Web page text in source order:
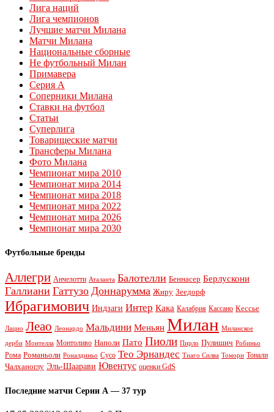
Лига наций
Лига чемпионов
Лучшие матчи Милана
Матчи Милана
Национальные сборные
Не футбольный Милан
Примавера
Серия А
Соперники Милана
Ставки на футбол
Статьи
Суперлига
Товарищеские матчи
Трансферы Милана
Фото Милана
Чемпионат мира 2010
Чемпионат мира 2014
Чемпионат мира 2018
Чемпионат мира 2022
Чемпионат мира 2026
Чемпионат мира 2030
Футбольные бренды
Аллегри Анчелотти Аталанта Балотелли Беннасер Берлускони
Галлиани Гаттузо Доннарумма Жиру Зеедорф
Ибрагимович Индзаги Интер Кака Калабрия Кассано Кессье
Лацио Леао Леонардо Мальдини Меньян Милан Миланское
дерби Монтелла Монтоливо Наполи Пато Пиоли Пирло Пулишич Робиньо
Рома Романьоли Роналдиньо Сусо Тео Эрнандес Тиаго Силва Томори Тонали
Чалханоглу Эль-Шаарави Ювентус оценки GdS
Последние матчи Серии А — 37 тур